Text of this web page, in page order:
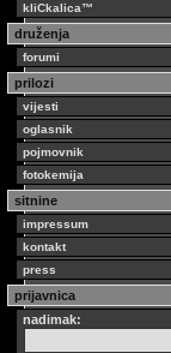
kliCkalica™
druženja
forumi
prilozi
vijesti
oglasnik
pojmovnik
fotokemija
sitnine
impressum
kontakt
press
prijavnica
nadimak: